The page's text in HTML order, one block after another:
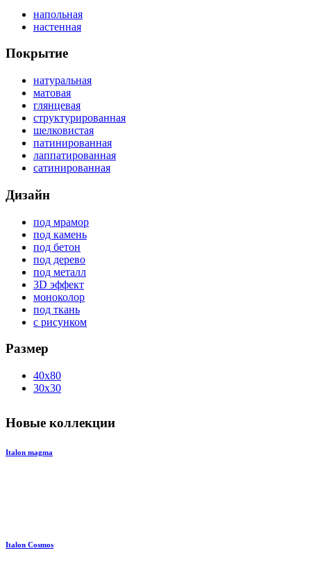
напольная
настенная
Покрытие
натуральная
матовая
глянцевая
структурированная
шелковистая
патинированная
лаппатированная
сатинированная
Дизайн
под мрамор
под камень
под бетон
под дерево
под металл
3D эффект
моноколор
под ткань
с рисунком
Размер
40x80
30x30
Новые коллекции
Italon magma
Italon Cosmos